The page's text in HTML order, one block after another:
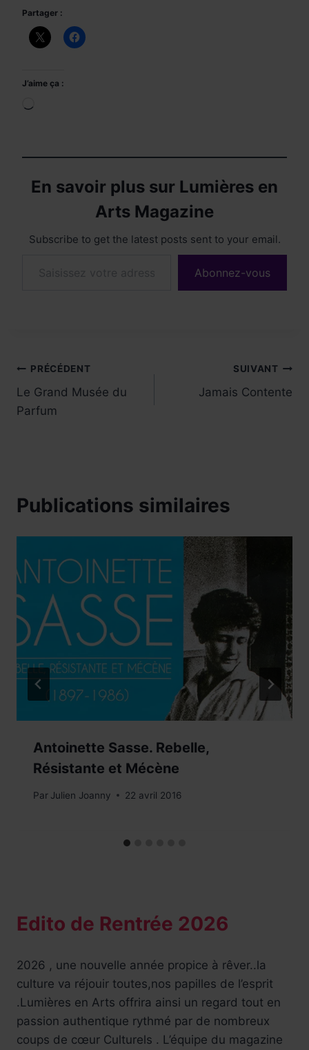
Partager :
J’aime ça :
En savoir plus sur Lumières en
Arts Magazine
Subscribe to get the latest posts sent to your email.
Abonnez-vous
Navigation
de
PRÉCÉDENT
Le Grand Musée du
Parfum
SUIVANT
Jamais Contente
Publications similaires
Antoinette Sasse. Rebelle,
Résistante et Mécène
Par Julien Joanny 22 avril 2016
Edito de Rentrée 2026
2026 , une nouvelle année propice à rêver..la
culture va réjouir toutes,nos papilles de l’esprit
.Lumières en Arts offrira ainsi un regard tout en
passion authentique rythmé par de nombreux
coups de cœur Culturels . L’équipe du magazine